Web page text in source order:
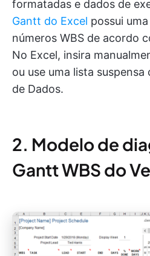
formatadas e dados de
Gantt do Excel possui
números WBS de acordo
No Excel, insira
ou use uma lista suspensa
de Dados.
2. Modelo de
Gantt WBS do